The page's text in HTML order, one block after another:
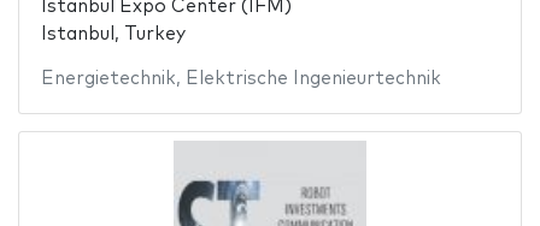
Istanbul Expo Center (IFM)
Istanbul, Turkey
Energietechnik, Elektrische Ingenieurtechnik